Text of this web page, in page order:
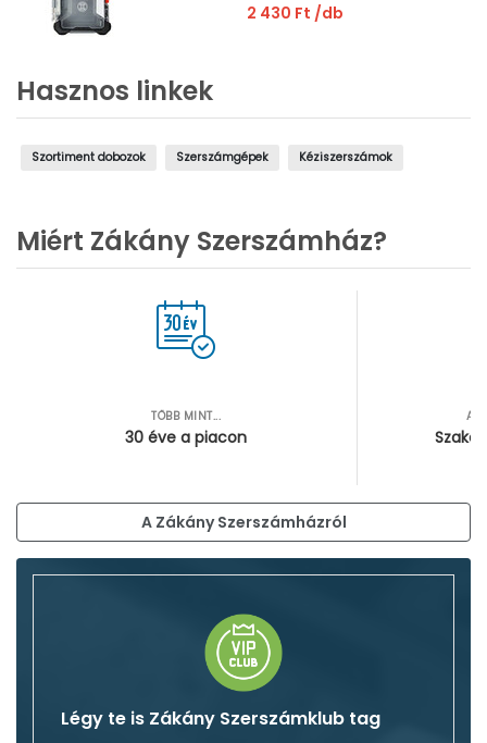
2 430 Ft /db
Hasznos linkek
Szortiment dobozok Szerszámgépek Kéziszerszámok
Miért Zákány Szerszámház?
TÖBB MINT...
30 éve a piacon
A Zákány Szerszámházról
Légy te is Zákány Szerszámklub tag